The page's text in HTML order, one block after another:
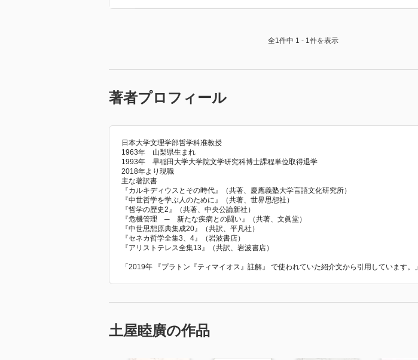
全1件中 1 - 1件を表示
著者プロフィール
日本大学文理学部哲学科准教授
1963年 山梨県生まれ
1993年 早稲田大学大学院文学研究科博士課程単位取得退学
2018年より現職
主な著訳書
『カルキディウスとその時代』（共著、慶應義塾大学言語文化研究所）
『中世哲学を学ぶ人のために』（共著、世界思想社）
『哲学の歴史2』（共著、中央公論新社）
『危機管理 ─ 新たな疾病との闘い』（共著、文眞堂）
『中世思想原典集成20』（共訳、平凡社）
『セネカ哲学全集3、4』（岩波書店）
『アリストテレス全集13』（共訳、岩波書店）
「2019年 『プラトン『ティマイオス』註解』 で使われていた紹介文から引用しています。」
土屋睦廣の作品